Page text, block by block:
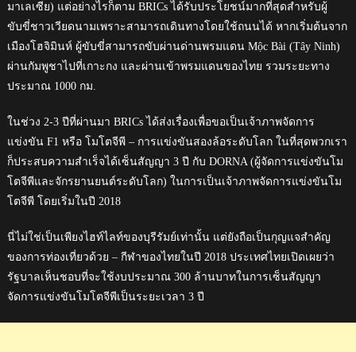
มาเลเซีย) แต่อย่างไรก็ตาม BRICs ได้รับประโยชน์มากที่สุดสำหรับผู้
ขับขี่ชาวเวียดนามเพราะสามารถเดินทางโดยใช้ถนนได้ หากเริ่มต้นจาก
เมืองโฮจิมินห์ ผู้ขับขี่สามารถขับผ่านด่านพรมแดน Mộc Bài (Tây Ninh)
ผ่านกัมพูชาไปที่เกาะกง และผ่านเข้าพรมแดนของไทย รวมระยะทาง
ประมาณ 1000 กม.
ในช่วง 2-3 ปีที่ผ่านมา BRICs ได้ส่งเรื่องเพื่อขอเป็นเจ้าภาพจัดการ
แข่งขัน F1 หรือ โมโตจีพี – การแข่งขันสองล้อระดับโลก ในที่สุดพวกเรา
ก็ประสบความสำเร็จได้เซ็นสัญญา 3 ปี กับ DORNA (ผู้จัดการแข่งขันโม
โตจีพีและจักรยานยนต์ระดับโลก) ในการเป็นเจ้าภาพจัดการแข่งขันโม
โตจีพี โดยเริ่มในปี 2018
นี่ไม่ใช่เป็นเพียงไฮท์ไลท์ของบุรีรัมย์เท่านั้น แต่ยังถือเป็นกุญแจสำคัญ
ของการท่องเที่ยวด้วย – กีฬาของไทยในปี 2018 ประเทศไทยเปิดเผยว่า
รัฐบาลเห็นชอบที่จะใช้งบประมาณ 300 ล้านบาทในการเซ็นสัญญา
จัดการแข่งขันโมโตจีพีเป็นระยะเวลา 3 ปี